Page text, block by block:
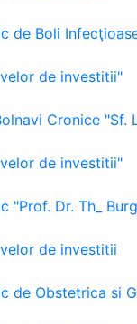
de Boli
de investitii"
Cronice "Sf.
de investitii"
"Prof. Dr. Th_
de investitii
de Obstetrica si